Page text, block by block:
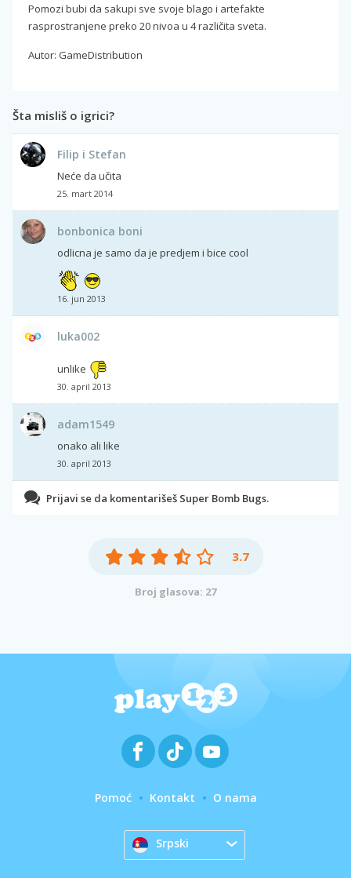
Pomozi bubi da sakupi sve svoje blago i artefakte
rasprostranjene preko 20 nivoa u 4 različita sveta.
Autor: GameDistribution
Šta misliš o igrici?
Filip i Stefan
Neće da učita
25. mart 2014
bonbonica boni
odlicna je samo da je predjem i bice cool
16. jun 2013
luka002
unlike
30. april 2013
adam1549
onako ali like
30. april 2013
Prijavi se da komentarišeš Super Bomb Bugs.
3.7
Broj glasova: 27
Pomoć Kontakt O nama
Srpski